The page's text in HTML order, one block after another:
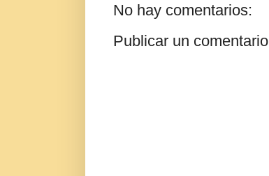
No hay comentarios:
Publicar un comentario